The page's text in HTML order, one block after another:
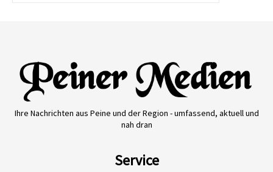
Ihre Nachrichten aus Peine und der Region - umfassend, aktuell und
nah dran
Service